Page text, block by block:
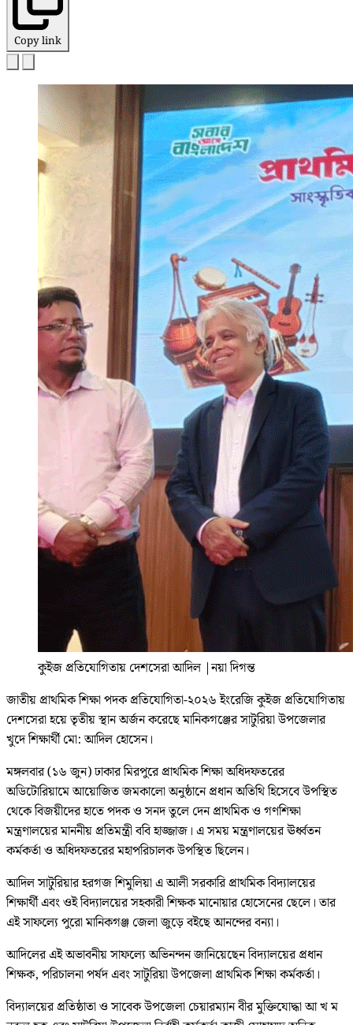
Copy link
কুইজ প্রতিযোগিতায় দেশসেরা আদিল |নয়া দিগন্ত
জাতীয় প্রাথমিক শিক্ষা পদক প্রতিযোগিতা-২০২৬ ইংরেজি কুইজ প্রতিযোগিতায়
দেশসেরা হয়ে তৃতীয় স্থান অর্জন করেছে মানিকগঞ্জের সাটুরিয়া উপজেলার
খুদে শিক্ষার্থী মো: আদিল হোসেন।
মঙ্গলবার (১৬ জুন) ঢাকার মিরপুরে প্রাথমিক শিক্ষা অধিদফতরের
অডিটোরিয়ামে আয়োজিত জমকালো অনুষ্ঠানে প্রধান অতিথি হিসেবে উপস্থিত
থেকে বিজয়ীদের হাতে পদক ও সনদ তুলে দেন প্রাথমিক ও গণশিক্ষা
মন্ত্রণালয়ের মাননীয় প্রতিমন্ত্রী ববি হাজ্জাজ। এ সময় মন্ত্রণালয়ের ঊর্ধ্বতন
কর্মকর্তা ও অধিদফতরের মহাপরিচালক উপস্থিত ছিলেন।
আদিল সাটুরিয়ার হরগজ শিমুলিয়া এ আলী সরকারি প্রাথমিক বিদ্যালয়ের
শিক্ষার্থী এবং ওই বিদ্যালয়ের সহকারী শিক্ষক মানোয়ার হোসেনের ছেলে। তার
এই সাফল্যে পুরো মানিকগঞ্জ জেলা জুড়ে বইছে আনন্দের বন্যা।
আদিলের এই অভাবনীয় সাফল্যে অভিনন্দন জানিয়েছেন বিদ্যালয়ের প্রধান
শিক্ষক, পরিচালনা পর্ষদ এবং সাটুরিয়া উপজেলা প্রাথমিক শিক্ষা কর্মকর্তা।
বিদ্যালয়ের প্রতিষ্ঠাতা ও সাবেক উপজেলা চেয়ারম্যান বীর মুক্তিযোদ্ধা আ খ ম